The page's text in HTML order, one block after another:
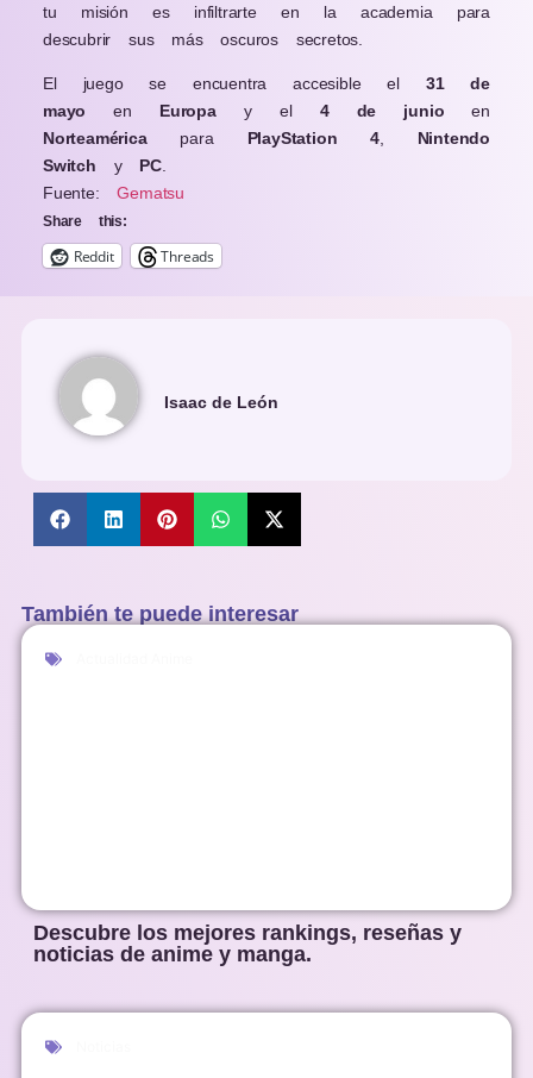
tu misión es infiltrarte en la academia para
descubrir sus más oscuros secretos.
El juego se encuentra accesible el 31 de
mayo en Europa y el 4 de junio en
Norteamérica para PlayStation 4, Nintendo
Switch y PC.
Fuente:Gematsu
Share this:
Reddit Threads
Isaac de León
También te puede interesar
Descubre los mejores rankings, reseñas y
noticias de anime y manga.